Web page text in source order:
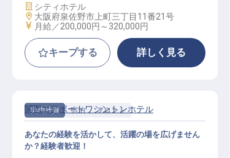
施設業態
シティホテル
勤務地
大阪府泉佐野市上町三丁目11番21号
給与
月給／200,000円～ 320,000円
キープする 詳しく見る
契約社員 宿泊 フロント
関西エアポートワシントンホテル
あなたの経験を活かして、活躍の場を広げません
か？経験者歓迎！